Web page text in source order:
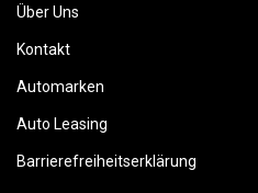
Über Uns
Kontakt
Automarken
Auto Leasing
Barrierefreiheitserklärung